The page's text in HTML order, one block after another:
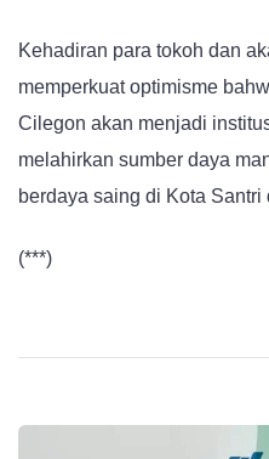
Kehadiran para tokoh dan
memperkuat optimisme
Cilegon akan menjadi
melahirkan sumber daya
berdaya saing di Kota Santri
(***)